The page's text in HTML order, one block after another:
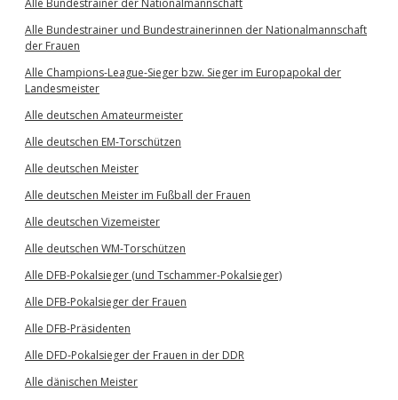
Alle Bundestrainer der Nationalmannschaft
Alle Bundestrainer und Bundestrainerinnen der Nationalmannschaft
der Frauen
Alle Champions-League-Sieger bzw. Sieger im Europapokal der
Landesmeister
Alle deutschen Amateurmeister
Alle deutschen EM-Torschützen
Alle deutschen Meister
Alle deutschen Meister im Fußball der Frauen
Alle deutschen Vizemeister
Alle deutschen WM-Torschützen
Alle DFB-Pokalsieger (und Tschammer-Pokalsieger)
Alle DFB-Pokalsieger der Frauen
Alle DFB-Präsidenten
Alle DFD-Pokalsieger der Frauen in der DDR
Alle dänischen Meister